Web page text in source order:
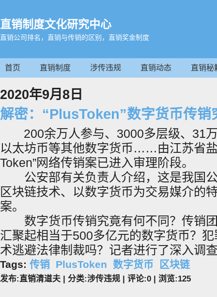
直销制度文化研究中心
直销公司排名，直销与传销的区别，直销奖金制度
首页 直销制度 涉传违规 直销动态 直销秘
2020年9月8日
解密：“PlusToken”数字货币传销
200余万人参与、3000多层级、31万
以太坊币等其他数字货币……由江苏省
Token”网络传销案已进入审理阶段。
公安部有关负责人介绍，这是我国公
区块链技术、以数字货币为交易媒介的
案。
数字货币传销究竟有何不同？传销团
汇聚起相当于500多亿元的数字货币？
术逃避法律制裁吗？记者进行了深入调
Tags: 传销 PlusToken 数字货币 区块链
发布:直销清道夫 | 分类:涉传违规 | 评论:0 | 浏览:125